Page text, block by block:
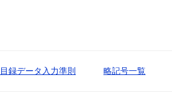
目録データ入力準則 略記号一覧